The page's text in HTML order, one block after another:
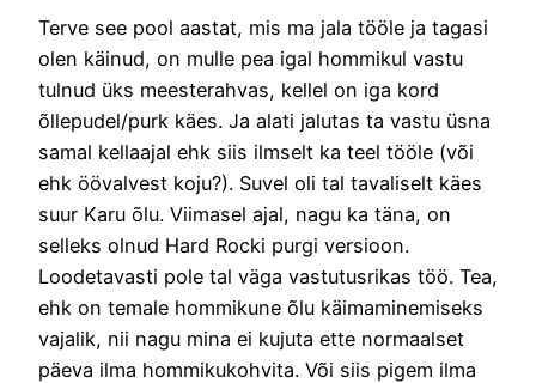
Terve see pool aastat, mis ma jala tööle ja tagasi
olen käinud, on mulle pea igal hommikul vastu
tulnud üks meesterahvas, kellel on iga kord
õllepudel/purk käes. Ja alati jalutas ta vastu üsna
samal kellaajal ehk siis ilmselt ka teel tööle (või
ehk öövalvest koju?). Suvel oli tal tavaliselt käes
suur Karu õlu. Viimasel ajal, nagu ka täna, on
selleks olnud Hard Rocki purgi versioon.
Loodetavasti pole tal väga vastutusrikas töö. Tea,
ehk on temale hommikune õlu käimaminemiseks
vajalik, nii nagu mina ei kujuta ette normaalset
päeva ilma hommikukohvita. Või siis pigem ilma